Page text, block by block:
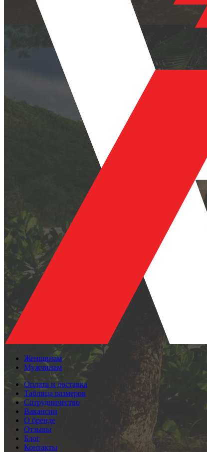
Женщинам
Мужчинам
Оплата и доставка
Таблица размеров
Сотрудничество
Вакансии
О бренде
Отзывы
Блог
Контакты